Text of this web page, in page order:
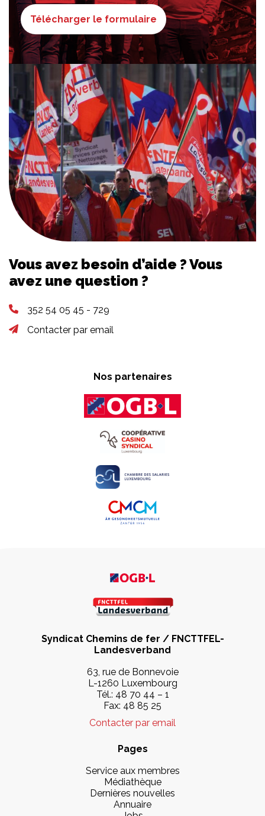
Télécharger le formulaire
Vous avez besoin d’aide ? Vous
avez une question ?
352 54 05 45 - 729
Contacter par email
Nos partenaires
Syndicat Chemins de fer / FNCTTFEL-
Landesverband
63, rue de Bonnevoie
L-1260 Luxembourg
Tél.: 48 70 44 – 1
Fax: 48 85 25
Contacter par email
Pages
Service aux membres
Médiathèque
Dernières nouvelles
Annuaire